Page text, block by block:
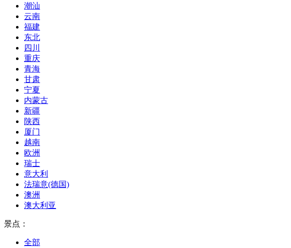
潮汕
云南
福建
东北
四川
重庆
青海
甘肃
宁夏
内蒙古
新疆
陕西
厦门
越南
欧洲
瑞士
意大利
法瑞意(德国)
澳洲
澳大利亚
景点：
全部